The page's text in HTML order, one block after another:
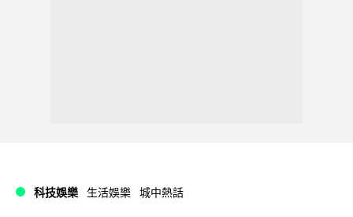
科技娛樂 生活娛樂 城中熱話